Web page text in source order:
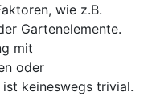
wie z.B.
Gartenelemente.
mit
oder
keineswegs trivial.